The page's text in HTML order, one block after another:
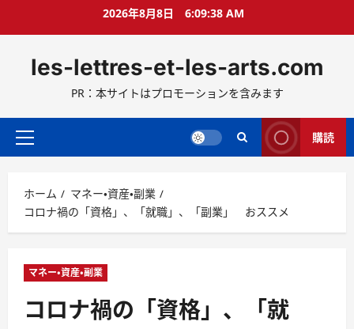
ス
ッ
2026年8月8日 6:09:40 AM
les-lettres-et-les-arts.com
PR：本サイトはプロモーションを含みます
メ
メ
ニ
ュ
購読
ホーム
マネー・資産・副業
コロナ禍の「資格」、「就職」、「副業」 おススメ
マネー・資産・副業
コロナ禍の「資格」、「就